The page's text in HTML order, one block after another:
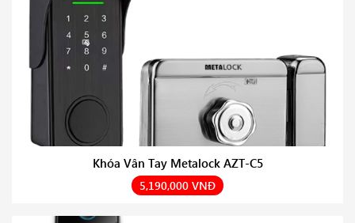
Khóa Vân Tay Metalock AZT-C5
5,190,000 VNĐ